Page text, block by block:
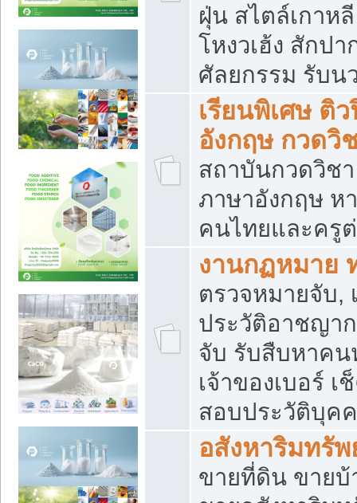
ฝุ่น สไตล์เกาห
โหงวเฮ้ง สักป
ศัลยกรรม รับน
เรียนพิเศษ ติ
อังกฤษ กวดวิ
สถาบันกวดวิช
ภาษาอังกฤษ ห
คนไทยและครู
งานกฏหมาย
ตรวจหมายจับ,
ประวัติอาชญา
จับ รับสืบหาคน
เจ้าของเบอร์
สอบประวัติบุค
อสังหาริมทรัพ
ขายที่ดิน ขายบ้